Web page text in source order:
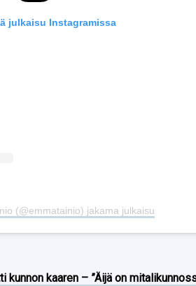
julkaisu Instagramissa
(@emmatainio) jakama julkaisu
kunnon kaaren – ”Äijä on